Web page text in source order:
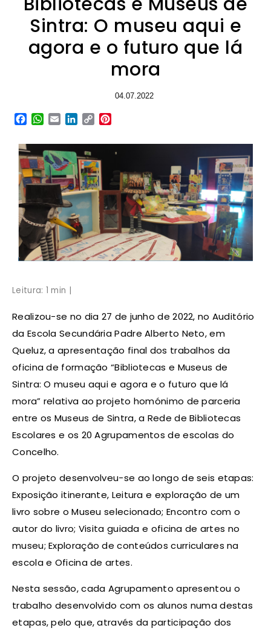
Sintra: O museu aqui e
agora e o futuro que lá
mora
04.07.2022
Facebook
WhatsApp
EmailLinkedIn
Copy
Leitura: 1 min |
Realizou-se no dia 27 de junho de 2022, no Auditório
da Escola Secundária Padre Alberto Neto, em
Queluz, a apresentação final dos trabalhos da
oficina de formação “Bibliotecas e Museus de
Sintra: O museu aqui e agora e o futuro que lá
mora” relativa ao projeto homónimo de parceria
entre os Museus de Sintra, a Rede de Bibliotecas
Escolares e os 20 Agrupamentos de escolas do
Concelho.
O projeto desenvolveu-se ao longo de seis etapas:
Exposição itinerante, Leitura e exploração de um
livro sobre o Museu selecionado; Encontro com o
autor do livro; Visita guiada e oficina de artes no
museu; Exploração de conteúdos curriculares na
escola e Oficina de artes.
Nesta sessão, cada Agrupamento apresentou o
trabalho desenvolvido com os alunos numa destas
etapas, pelo que, através da participação dos